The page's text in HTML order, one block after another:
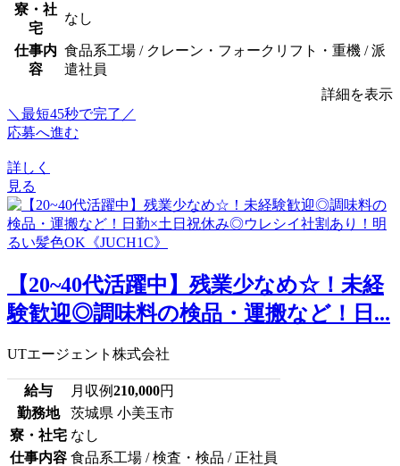
寮・社
宅
なし
仕事内
容
食品系工場 / クレーン・フォークリフト・重機 / 派
遣社員
詳細を表示
＼最短45秒で完了／
応募へ進む
詳しく
見る
【20~40代活躍中】残業少なめ☆！未経
験歓迎◎調味料の検品・運搬など！日...
UTエージェント株式会社
給与 月収例210,000円
勤務地
茨城県 小美玉市
寮・社宅 なし
仕事内容 食品系工場 / 検査・検品 / 正社員